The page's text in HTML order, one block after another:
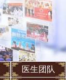
医生团队